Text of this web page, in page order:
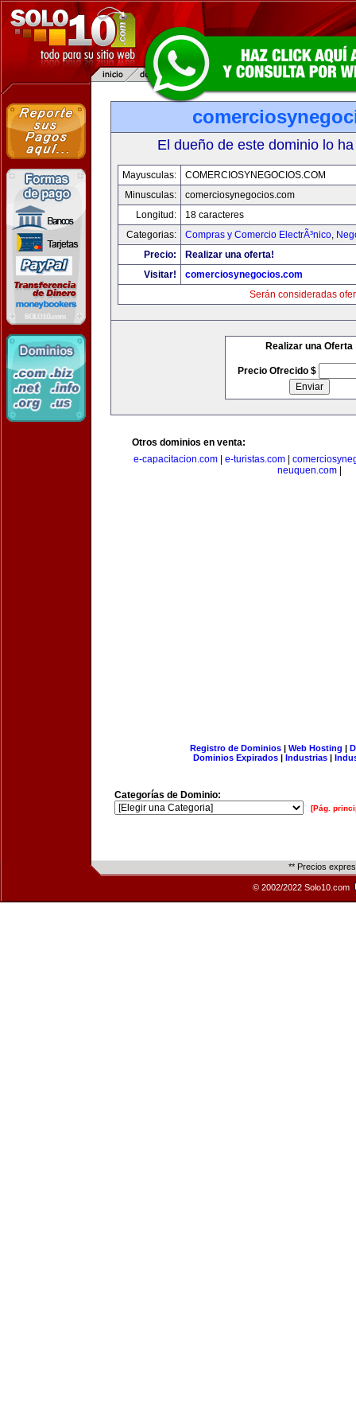
El dueño de este dominio lo
Mayusculas:
COMERCIOSYNEGOCIOS.COM
Minusculas:
comerciosynegocios.com
Longitud:
18 caracteres
Categorias:
Compras y Comercio ElectrÃ³nico,
Precio:
Realizar una oferta!
Visitar!
comerciosynegocios.com
Serán consideradas
Realizar una Oferta
Precio Ofrecido $
Otros dominios en venta:
e-capacitacion.com
e-turistas.com
neuquen.com|
Registro de Dominios| Web Hosting |
Dominios Expirados | Industrias |
Categorías de Dominio:
[Pág.
** Precios
© 2002/2022 Solo10.com